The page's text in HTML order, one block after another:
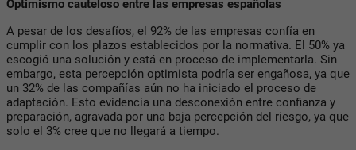
Optimismo cauteloso entre las empresas españolas
A pesar de los desafíos, el 92% de las empresas confía en
cumplir con los plazos establecidos por la normativa. El 50% ya
escogió una solución y está en proceso de implementarla. Sin
embargo, esta percepción optimista podría ser engañosa, ya que
un 32% de las compañías aún no ha iniciado el proceso de
adaptación. Esto evidencia una desconexión entre confianza y
preparación, agravada por una baja percepción del riesgo, ya que
solo el 3% cree que no llegará a tiempo.